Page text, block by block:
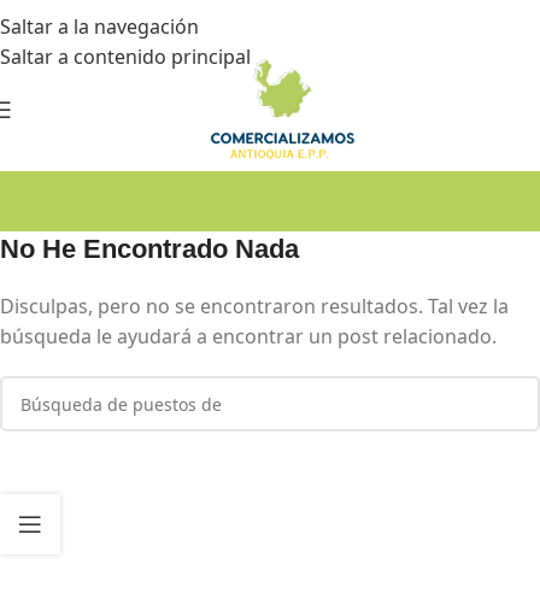
Saltar a la navegación
Saltar a contenido principal
No He Encontrado Nada
Disculpas, pero no se encontraron resultados. Tal vez la
búsqueda le ayudará a encontrar un post relacionado.